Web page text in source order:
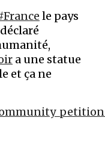
le pays
a une statue
et ça ne